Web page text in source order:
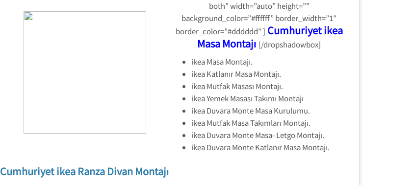
both” width=”auto” height=””
background_color=”#ffffff” border_width=”1″
border_color=”#dddddd” ] Cumhuriyet ikea
Masa Montajı [/dropshadowbox]
ikea Masa Montajı.
ikea Katlanır Masa Montajı.
ikea Mutfak Masası Montajı.
ikea Yemek Masası Takımı Montajı
ikea Duvara Monte Masa Kurulumu.
ikea Mutfak Masa Takımları Montajı.
ikea Duvara Monte Masa- Letgo Montajı.
ikea Duvara Monte Katlanır Masa Montajı.
Cumhuriyet ikea Ranza Divan Montajı